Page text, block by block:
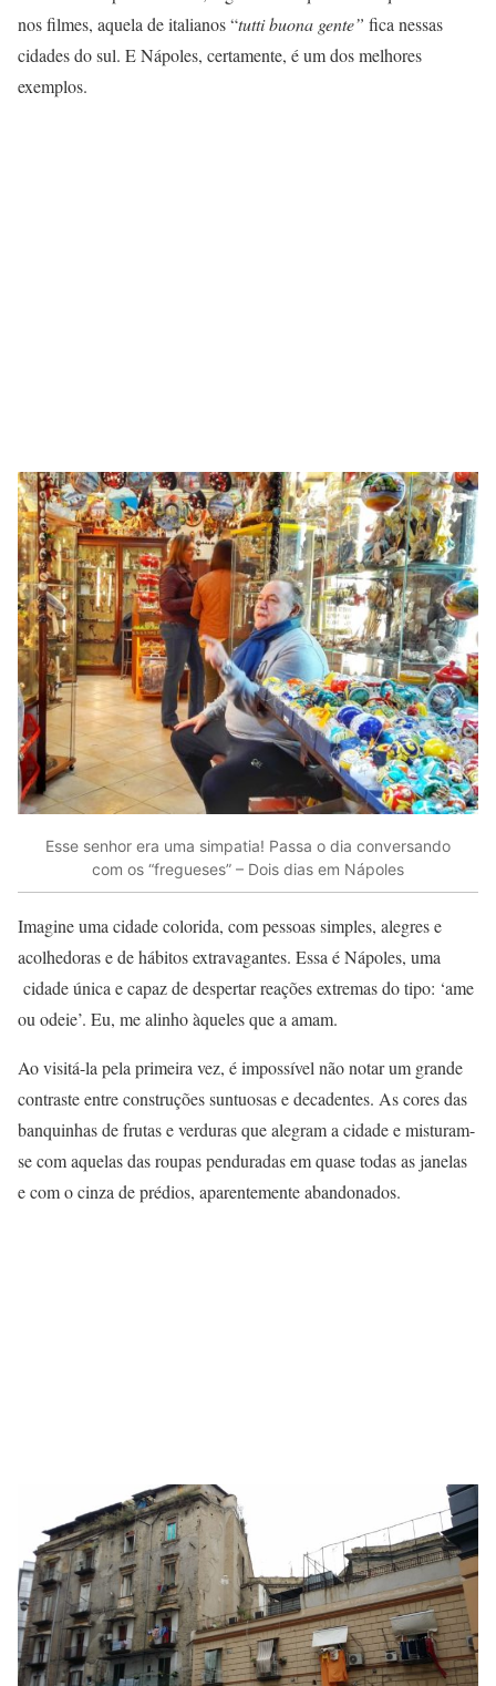
nos filmes, aquela de italianos “tutti buona gente” fica nessas
cidades do sul. E Nápoles, certamente, é um dos melhores
exemplos.
Esse senhor era uma simpatia! Passa o dia conversando
com os “fregueses” – Dois dias em Nápoles
Imagine uma cidade colorida, com pessoas simples, alegres e
acolhedoras e de hábitos extravagantes. Essa é Nápoles, uma
cidade única e capaz de despertar reações extremas do tipo: ‘ame
ou odeie’. Eu, me alinho àqueles que a amam.
Ao visitá-la pela primeira vez, é impossível não notar um grande
contraste entre construções suntuosas e decadentes. As cores das
banquinhas de frutas e verduras que alegram a cidade e misturam-
se com aquelas das roupas penduradas em quase todas as janelas
e com o cinza de prédios, aparentemente abandonados.